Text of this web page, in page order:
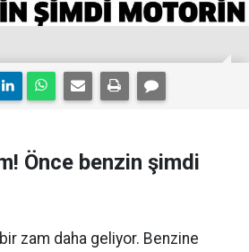
Önce benzin şimdi
zam daha geliyor. Benzine